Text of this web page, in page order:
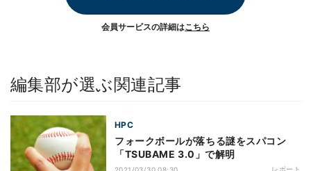
会員サービスの詳細はこちら
編集部が選ぶ関連記事
HPC
フォークボールが落ちる謎をスパコン
「TSUBAME 3.0」で解明
レポート